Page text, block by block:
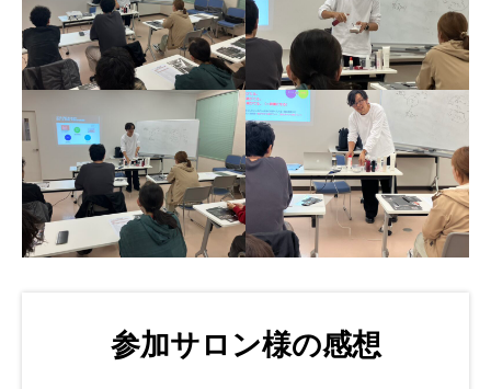
参加サロン様の感想